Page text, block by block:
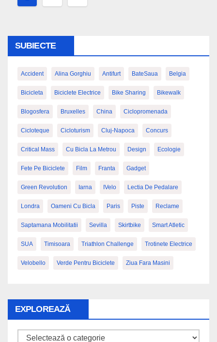
SUBIECTE
Accident Alina Gorghiu Antifurt BateSaua Belgia
Bicicleta Biciclete Electrice Bike Sharing Bikewalk
Blogosfera Bruxelles China Ciclopromenada
Cicloteque Cicloturism Cluj-Napoca Concurs
Critical Mass Cu Bicla La Metrou Design Ecologie
Fete Pe Biciclete Film Franta Gadget
Green Revolution Iarna IVelo Lectia De Pedalare
Londra Oameni Cu Bicla Paris Piste Reclame
Saptamana Mobilitatii Sevilla Skirtbike Smart Atletic
SUA Timisoara Triathlon Challenge Trotinete Electrice
Velobello Verde Pentru Biciclete Ziua Fara Masini
EXPLOREAZĂ
Explorează